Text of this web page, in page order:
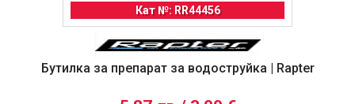
Кат №: RR44456
Бутилка за препарат за водоструйка | Rapter